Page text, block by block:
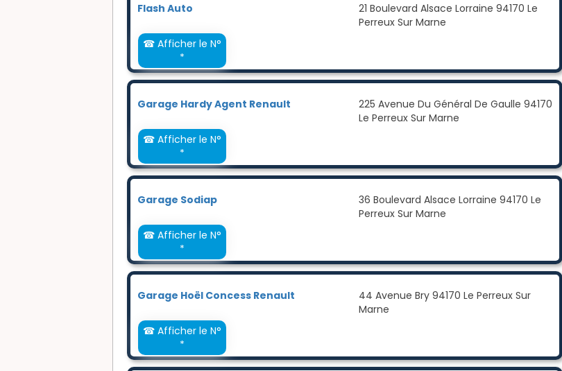
Flash Auto
21 Boulevard Alsace Lorraine 94170 Le
Perreux Sur Marne
☎ Afficher le N°
*
Garage Hardy Agent Renault
225 Avenue Du Général De Gaulle 94170
Le Perreux Sur Marne
☎ Afficher le N°
*
Garage Sodiap
36 Boulevard Alsace Lorraine 94170 Le
Perreux Sur Marne
☎ Afficher le N°
*
Garage Hoël Concess Renault
44 Avenue Bry 94170 Le Perreux Sur
Marne
☎ Afficher le N°
*